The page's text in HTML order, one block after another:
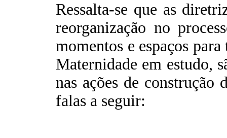
Ressalta-se que as
reorganização no
momentos e espaços
Maternidade em estudo,
nas ações de
falas a seguir: